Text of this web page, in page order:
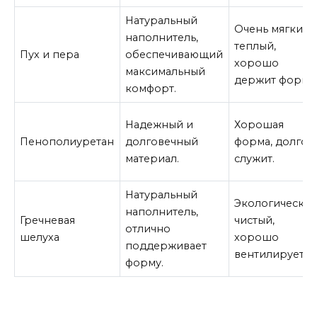
Пух и пера
Натуральный
наполнитель,
обеспечивающий
максимальный
комфорт.
Очень мягкий
теплый,
хорошо
держит форму.
Пенополиуретан
Надежный и
долговечный
материал.
Хорошая
форма, долго
служит.
Гречневая
шелуха
Натуральный
наполнитель,
отлично
поддерживает
форму.
Экологически
чистый,
хорошо